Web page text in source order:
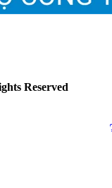
Reserved
(8h00 - 21h30)
(8h00 -